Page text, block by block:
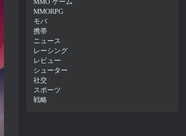
MMO ゲーム
MMORPG
モバ
携帯
ニュース
レーシング
レビュー
シューター
社交
スポーツ
戦略